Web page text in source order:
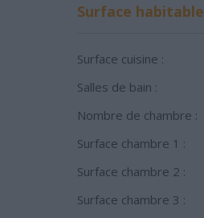
Surface habitable
Surface cuisine :
Salles de bain :
Nombre de chambre :
Surface chambre 1 :
Surface chambre 2 :
Surface chambre 3 :